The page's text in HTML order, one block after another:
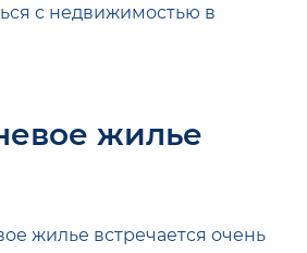
с недвижимостью в
жилье
жилье встречается очень